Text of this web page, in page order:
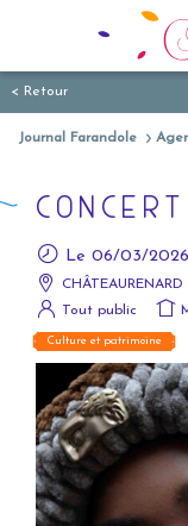
< Retour
Journal Farandole
Le 06/03/
Tout public
Culture et patrimoine